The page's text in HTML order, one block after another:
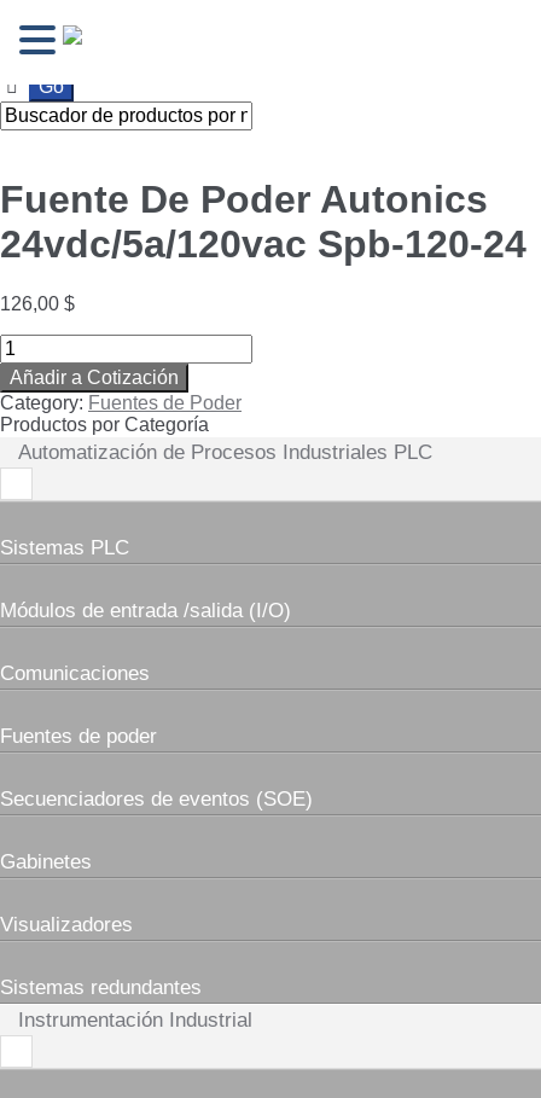
a
la
navegación
al
contenido
Fuente De Poder Autonics
24vdc/5a/120vac Spb-120-24
126,00 $
Fuente
De
Poder
Autonics
24vdc/5a/120vac
Spb-
120-
24
Añadir a Cotización
Category: Fuentes de Poder
Productos por Categoría
Automatización de Procesos Industriales PLC
Sistemas PLC
Módulos de entrada /salida (I/O)
Comunicaciones
Fuentes de poder
Secuenciadores de eventos (SOE)
Gabinetes
Visualizadores
Sistemas redundantes
Instrumentación Industrial